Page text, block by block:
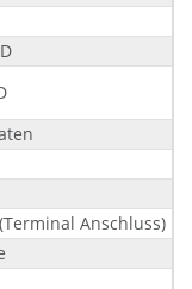
Anschluss)